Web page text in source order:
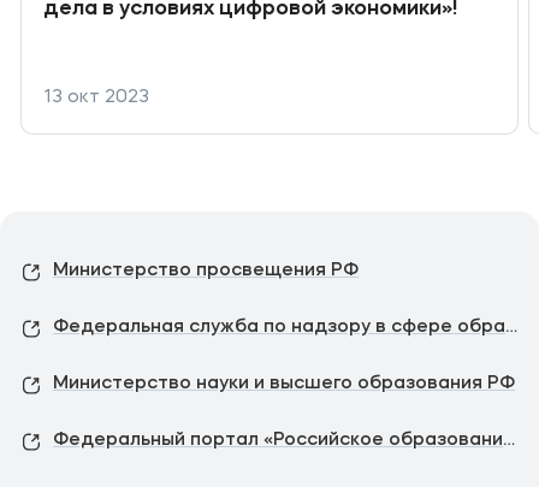
дела в условиях цифровой экономики»!
13 окт 2023
Министерство просвещения РФ
Федеральная служба по надзору в сфере образования и науки
Министерство науки и высшего образования РФ
Федеральный портал «Российское образование»